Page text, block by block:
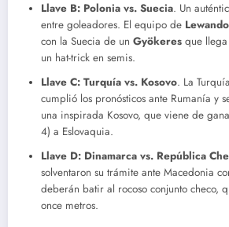
Llave B: Polonia vs. Suecia. Un
entre goleadores. El equipo de
con la Suecia de un Gyökeres que
un hat-trick en semis.
Llave C: Turquía vs. Kosovo. La
cumplió los pronósticos ante Rumanía y
una inspirada Kosovo, que viene de
4) a Eslovaquia.
Llave D: Dinamarca vs. República
solventaron su trámite ante Macedonia
deberán batir al rocoso conjunto checo,
once metros.